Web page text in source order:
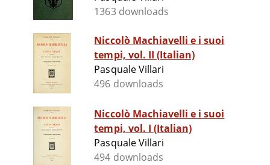
1363 downloads
Niccolò Machiavelli e i suoi
tempi, vol. II (Italian)
Pasquale Villari
496 downloads
Niccolò Machiavelli e i suoi
tempi, vol. I (Italian)
Pasquale Villari
494 downloads